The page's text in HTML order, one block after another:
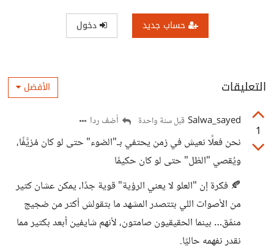
حساب جديد دخول
التعليقات الأفضل
1
Salwa_sayed قبل سنة واحدة أضف ردا
نحن فعلًا نعيش في زمن يحتفي بـ"الضوء" حتى لو كان مُزيَّفًا،
ويُقصي "الظل" حتى لو كان حكيمًا
🍂 فكرة إن "العلو لا يعني الرؤية" قوية جدًا، يمكن عشان كتير
من الأصوات اللي بتتصدر المشهد ما بتقولش أكتر من ضجيج
منمّق… بينما الحقيقيون صامتون، لأنهم شايفين أبعد بكتير مما
نقدر نفهمه حاليًا.